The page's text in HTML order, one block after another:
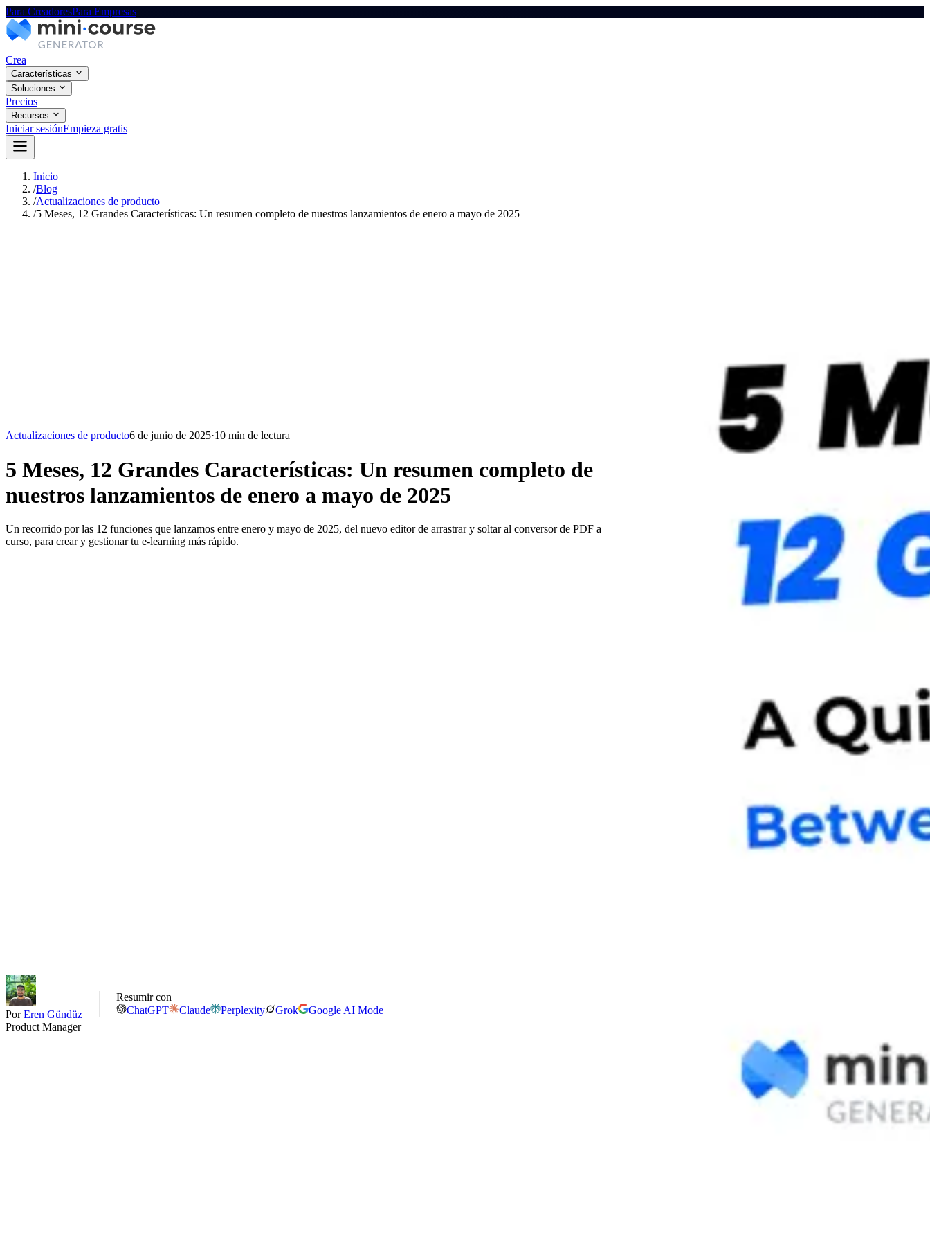
Para CreadoresPara Empresas
Crea
Características
Soluciones
Precios
Recursos
Iniciar sesiónEmpieza gratis
Inicio
/Blog
/Actualizaciones de producto
/5 Meses, 12 Grandes Características: Un resumen completo de nuestros lanzamientos de enero a mayo de 2025
Actualizaciones de producto6 de junio de 2025·10 min de lectura
5 Meses, 12 Grandes Características: Un resumen completo de
nuestros lanzamientos de enero a mayo de 2025
Un recorrido por las 12 funciones que lanzamos entre enero y mayo de 2025, del nuevo editor de arrastrar y soltar al conversor de PDF a
curso, para crear y gestionar tu e-learning más rápido.
Por Eren Gündüz
Product Manager
Resumir con
ChatGPT
Claude Perplexity Grok Google AI Mode